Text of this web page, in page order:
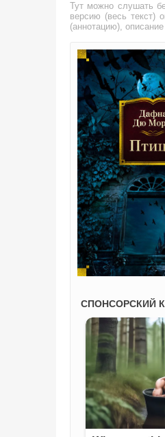
Тут можно слушать
версию (весь текст)
(аннотацию),